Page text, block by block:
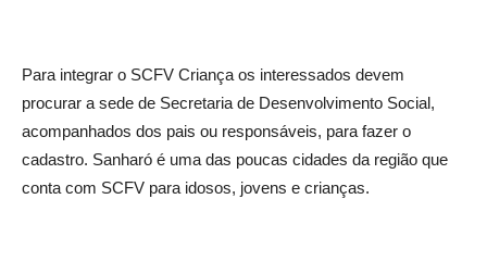
Para integrar o SCFV Criança os interessados devem
procurar a sede de Secretaria de Desenvolvimento Social,
acompanhados dos pais ou responsáveis, para fazer o
cadastro. Sanharó é uma das poucas cidades da região que
conta com SCFV para idosos, jovens e crianças.